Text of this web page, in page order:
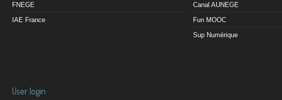
FNEGE
IAE France
Canal AUNEGE
Fun MOOC
Sup Numérique
User login